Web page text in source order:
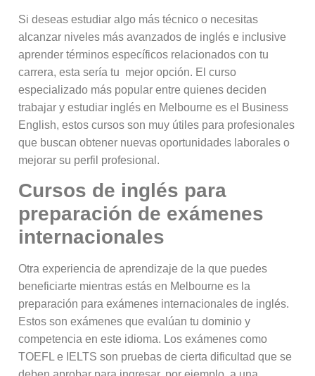
Si deseas estudiar algo más técnico o necesitas
alcanzar niveles más avanzados de inglés e inclusive
aprender términos específicos relacionados con tu
carrera, esta sería tu mejor opción. El curso
especializado más popular entre quienes deciden
trabajar y estudiar inglés en Melbourne es el Business
English, estos cursos son muy útiles para profesionales
que buscan obtener nuevas oportunidades laborales o
mejorar su perfil profesional.
Cursos de inglés para
preparación de exámenes
internacionales
Otra experiencia de aprendizaje de la que puedes
beneficiarte mientras estás en Melbourne es la
preparación para exámenes internacionales de inglés.
Estos son exámenes que evalúan tu dominio y
competencia en este idioma. Los exámenes como
TOEFL e IELTS son pruebas de cierta dificultad que se